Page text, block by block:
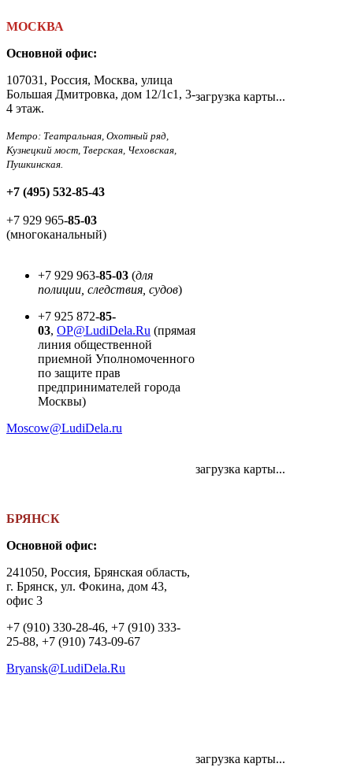
МОСКВА
Основной офис:
107031, Россия, Москва, улица
Большая Дмитровка, дом 12/1с1, 3-
4 этаж.
Метро: Театральная, Охотный ряд,
Кузнецкий мост, Тверская, Чеховская,
Пушкинская.
+7 (495) 532-85-43
+7 929 965-85-03
(многоканальный)
+7 929 963-85-03 (для
полиции, следствия, судов)
+7 925 872-85-
03, OP@LudiDela.Ru (прямая
линия общественной
приемной Уполномоченного
по защите прав
предпринимателей города
Москвы)
Moscow@LudiDela.ru
загрузка карты...
БРЯНСК
Основной офис:
241050, Россия, Брянская область,
г. Брянск, ул. Фокина, дом 43,
офис 3
+7 (910) 330-28-46, +7 (910) 333-
25-88, +7 (910) 743-09-67
Bryansk@LudiDela.Ru
загрузка карты...
загрузка карты...